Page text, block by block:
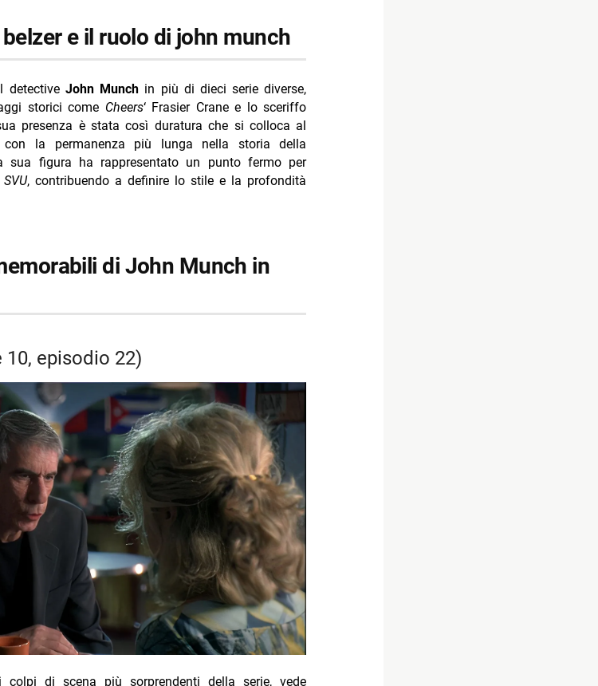
cresce più di tutti
vince prima serata
2026 prima serata
e il ruolo di john munch
detective John Munch in più di dieci serie diverse,
storici come Cheers‘ Frasier Crane e lo sceriffo
presenza è stata così duratura che si colloca al
la permanenza più lunga nella storia della
sua figura ha rappresentato un punto fermo per
, contribuendo a definire lo stile e la profondità
10, episodio 22)
colpi di scena più sorprendenti della serie, vede